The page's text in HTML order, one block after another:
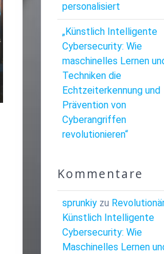
personalisiert
„Künstlich Intelligente
Cybersecurity: Wie
maschinelles Lernen
Techniken die
Echtzeiterkennung und
Prävention von
Cyberangriffen
revolutionieren“
Kommentare
sprunkiyzu
Künstlich Intelligente
Cybersecurity: Wie
Maschinelles Lernen